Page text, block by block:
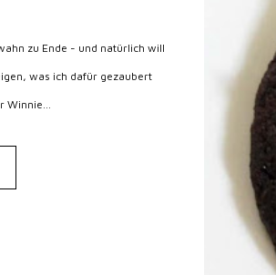
zu Ende - und natürlich will
was ich dafür gezaubert
Winnie...